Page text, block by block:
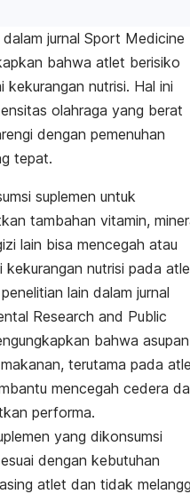
jurnal Sport Medicine
bahwa atlet berisiko
kekurangan nutrisi. Hal ini
olahraga yang berat
dengan pemenuhan
tepat.
suplemen untuk
tambahan vitamin,
lain bisa mencegah atau
kekurangan nutrisi pada
lain dalam jurnal
Research and Public
bahwa asupan
terutama pada
mencegah cedera
performa.
yang dikonsumsi
dengan kebutuhan
atlet dan tidak